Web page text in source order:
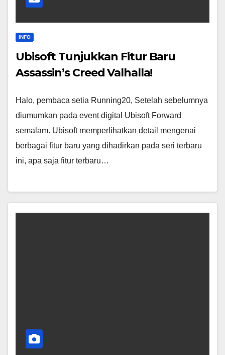
INFO
Ubisoft Tunjukkan Fitur Baru
Assassin’s Creed Valhalla!
Halo, pembaca setia Running20, Setelah sebelumnya
diumumkan pada event digital Ubisoft Forward
semalam. Ubisoft memperlihatkan detail mengenai
berbagai fitur baru yang dihadirkan pada seri terbaru
ini, apa saja fitur terbaru…